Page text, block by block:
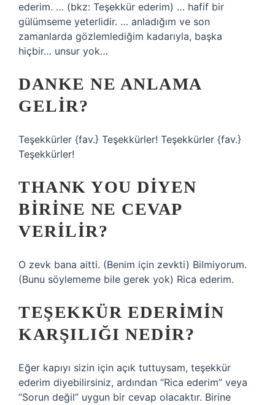
ederim. … (bkz: Teşekkür ederim) … hafif bir
gülümseme yeterlidir. … anladığım ve son
zamanlarda gözlemlediğim kadarıyla, başka
hiçbir… unsur yok…
DANKE NE ANLAMA
GELIR?
Teşekkürler {fav.} Teşekkürler! Teşekkürler {fav.}
Teşekkürler!
THANK YOU DIYEN
BIRINE NE CEVAP
VERILIR?
O zevk bana aitti. (Benim için zevkti) Bilmiyorum.
(Bunu söylememe bile gerek yok) Rica ederim.
TEŞEKKÜR EDERIMIN
KARŞILIĞI NEDIR?
Eğer kapıyı sizin için açık tuttuysam, teşekkür
ederim diyebilirsiniz, ardından “Rica ederim” veya
“Sorun değil” uygun bir cevap olacaktır. Birine